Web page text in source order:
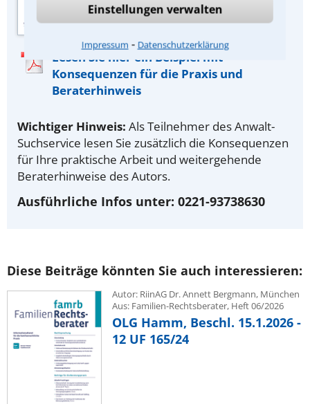
Einstellungen verwalten
Impressum ⁃ Datenschutzerklärung
Lesen Sie hier ein Beispiel mit
Konsequenzen für die Praxis und
Beraterhinweis
Wichtiger Hinweis: Als Teilnehmer des Anwalt-
Suchservice lesen Sie zusätzlich die Konsequenzen
für Ihre praktische Arbeit und weitergehende
Beraterhinweise des Autors.
Ausführliche Infos unter: 0221-93738630
Diese Beiträge könnten Sie auch interessieren:
Autor: RiinAG Dr. Annett Bergmann, München
Aus: Familien-Rechtsberater, Heft 06/2026
OLG Hamm, Beschl. 15.1.2026 -
12 UF 165/24